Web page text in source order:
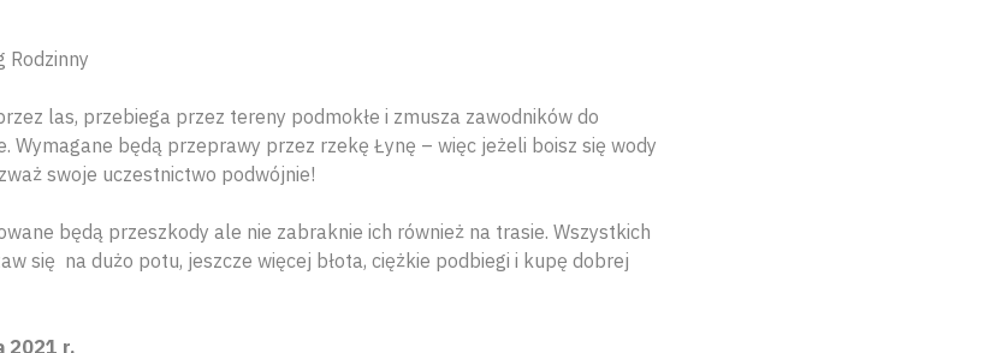
Rodzinny
las, przebiega przez tereny podmokłe i zmusza zawodników do
Wymagane będą przeprawy przez rzekę Łynę – więc jeżeli boisz się wody
swoje uczestnictwo podwójnie!
będą przeszkody ale nie zabraknie ich również na trasie. Wszystkich
się na dużo potu, jeszcze więcej błota, ciężkie podbiegi i kupę dobrej
2021 r.